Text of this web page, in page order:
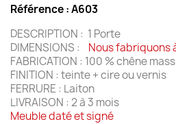
Référence :A603
DESCRIPTION : 1 Porte
DIMENSIONS : Nous fabriquons
FABRICATION : 100 % chêne
FINITION : teinte + cire ou vernis
FERRURE : Laiton
LIVRAISON : 2 à 3 mois
Meuble daté et signé